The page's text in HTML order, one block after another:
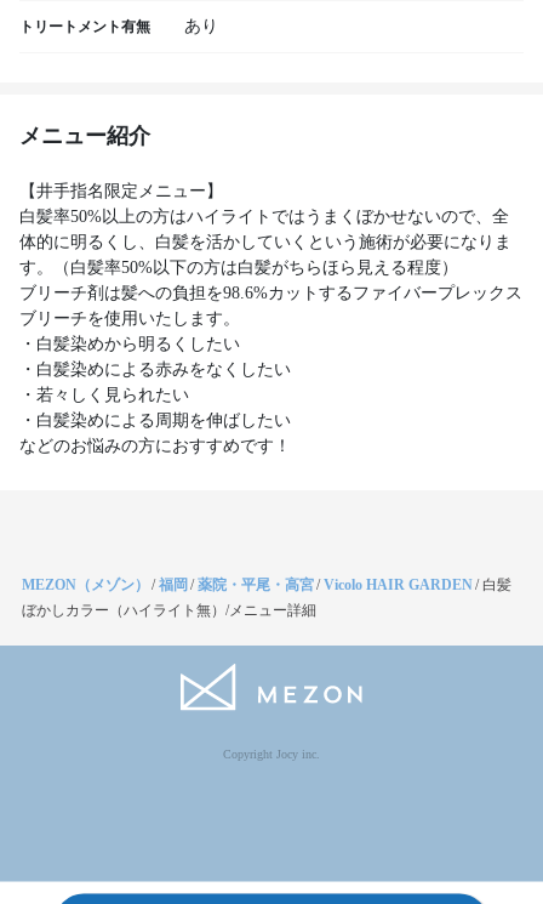
トリートメント有無 あり
メニュー紹介
【井手指名限定メニュー】
白髪率50%以上の方はハイライトではうまくぼかせないので、全
体的に明るくし、白髪を活かしていくという施術が必要になりま
す。（白髪率50%以下の方は白髪がちらほら見える程度）
ブリーチ剤は髪への負担を98.6%カットするファイバープレックス
ブリーチを使用いたします。
・白髪染めから明るくしたい
・白髪染めによる赤みをなくしたい
・若々しく見られたい
・白髪染めによる周期を伸ばしたい
などのお悩みの方におすすめです！
MEZON（メゾン） /福岡 /薬院・平尾・高宮/Vicolo HAIR GARDEN/ 白髪
ぼかしカラー（ハイライト無）/メニュー詳細
Copyright Jocy inc.